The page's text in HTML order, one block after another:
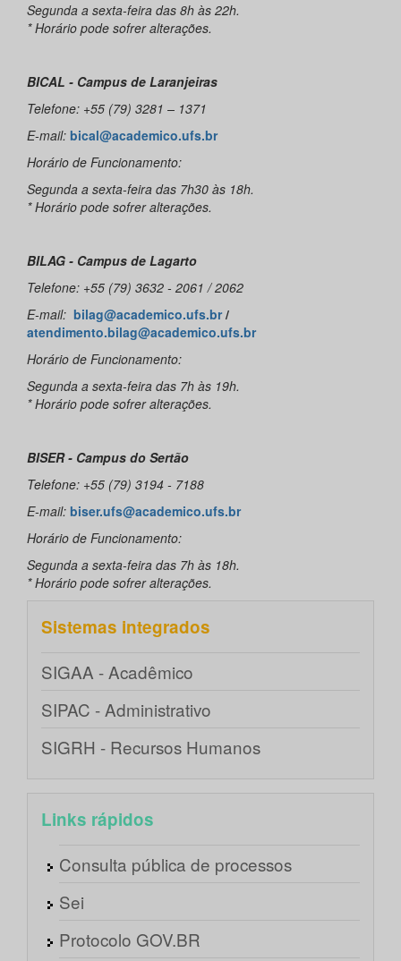
Segunda a sexta-feira das 8h às 22h.
* Horário pode sofrer alterações.
BICAL - Campus de Laranjeiras
Telefone: +55 (79) 3281 – 1371
E-mail: bical@academico.ufs.br
Horário de Funcionamento:
Segunda a sexta-feira das 7h30 às 18h.
* Horário pode sofrer alterações.
BILAG - Campus de Lagarto
Telefone: +55 (79) 3632 - 2061 / 2062
E-mail: bilag@academico.ufs.br/
atendimento.bilag@academico.ufs.br
Horário de Funcionamento:
Segunda a sexta-feira das 7h às 19h.
* Horário pode sofrer alterações.
BISER - Campus do Sertão
Telefone: +55 (79) 3194 - 7188
E-mail: biser.ufs@academico.ufs.br
Horário de Funcionamento:
Segunda a sexta-feira das 7h às 18h.
* Horário pode sofrer alterações.
Sistemas integrados
SIGAA - Acadêmico
SIPAC - Administrativo
SIGRH - Recursos Humanos
Links rápidos
Consulta pública de processos
Sei
Protocolo GOV.BR